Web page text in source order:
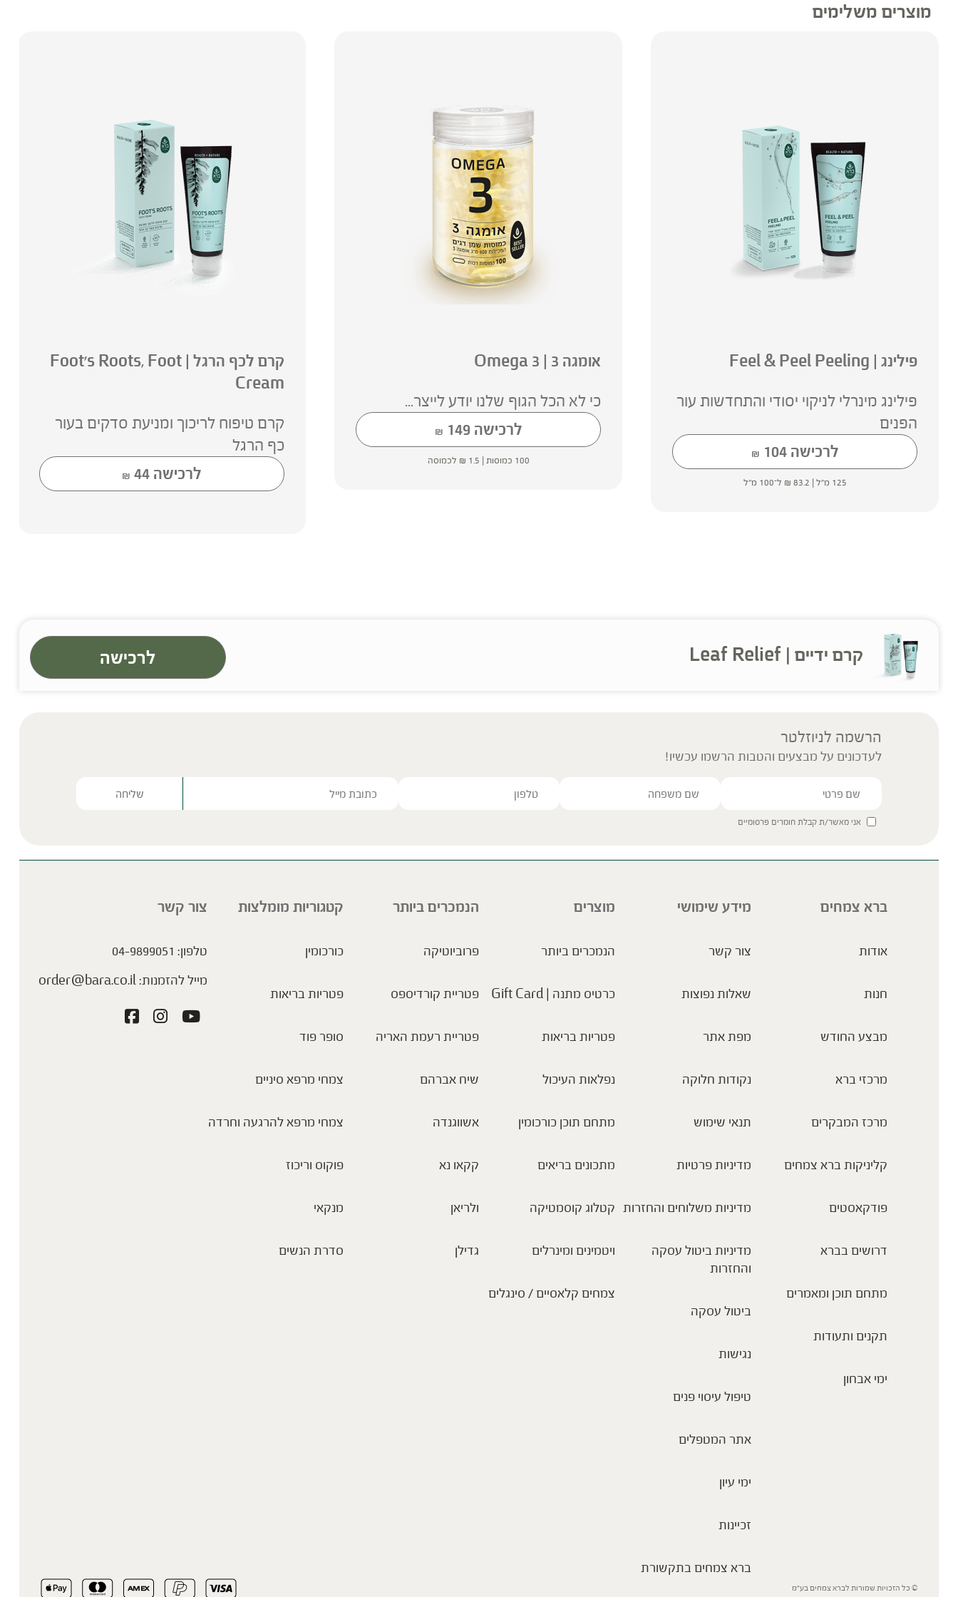
מוצרים משלימים
פילינג | Feel & Peel Peeling
פילינג מינרלי לניקוי יסודי והתחדשות עור
הפנים
לרכישה
₪ 104
125 מ"ל | ₪ 83.2 ל־100 מ"ל
אומגה 3 | Omega 3
כי לא הכל הגוף שלנו יודע לייצר...
לרכישה
₪ 149
100 כמוסות | ₪ 1.5 לכמוסה
קרם לכף הרגל | Foot's Roots, Foot
Cream
קרם טיפוח לריכוך ומניעת סדקים בעור
כף הרגל
לרכישה
₪ 44
קרם ידיים | Leaf Relief לרכישה
הרשמה לניוזלטר
לעדכונים על מבצעים והטבות הרשמו עכשיו!
אני מאשר/ת קבלת חומרים פרסומיים
ברא צמחים
אודות
חנות
מבצע החודש
מרכזי ברא
מרכז המבקרים
קליניקות ברא צמחים
פודקאסטים
דרושים בברא
מתחם תוכן ומאמרים
תקנים ותעודות
ימי אבחון
מידע שימושי
צור קשר
שאלות נפוצות
מפת אתר
נקודות חלוקה
תנאי שימוש
מדיניות פרטיות
מדיניות משלוחים והחזרות
מדיניות ביטול עסקה
והחזרות
ביטול עסקה
נגישות
טיפול עיסוי פנים
אתר המטפלים
ימי עיון
זכיינות
ברא צמחים בתקשורת
מוצרים
הנמכרים ביותר
כרטיס מתנה | Gift Card
פטריות בריאות
נפלאות העיכול
מתחם תוכן כורכומין
מתכונים בריאים
קטלוג קוסמטיקה
ויטמינים ומינרלים
צמחים קלאסיים / סינגלים
הנמכרים ביותר
פרוביוטיקה
פטריית קורדיספס
פטריית רעמת האריה
שיח אברהם
אשווגנדה
קקאו נא
ולריאן
גדילן
קטגוריות מומלצות
כורכומין
פטריות בריאות
סופר פוד
צמחי מרפא סיניים
צמחי מרפא להרגעה וחרדה
פוקוס וריכוז
מנקאי
סדרת הנשים
צור קשר
טלפון: 04-9899051
מייל להזמנות:order@bara.co.il
© כל הזכויות שמורות לברא צמחים בע”מ